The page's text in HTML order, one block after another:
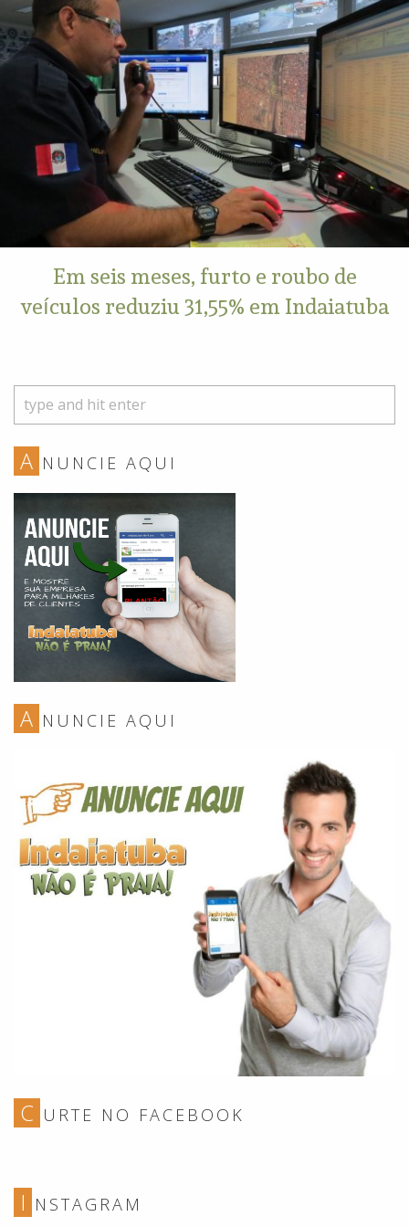
Em seis meses, furto e roubo de
veículos reduziu 31,55% em Indaiatuba
A NUNCIE AQUI
A NUNCIE AQUI
C URTE NO FACEBOOK
I NSTAGRAM